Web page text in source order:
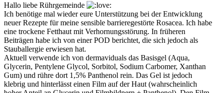
Hallo liebe Rührgemeinde
Ich benötige mal wieder eure Unterstützung bei der Entwicklung
neuer Rezepte für meine sensible barrieregestörte Rosacea. Ich habe
eine trockene Fetthaut mit Verhornungsstörung. In früheren
Beiträgen habe ich von einer POD berichtet, die sich jedoch als
Stauballergie erwiesen hat.
Aktuell verwende ich von dermaviduals das Basisgel (Aqua,
Glycerin, Pentylene Glycol, Sorbitol, Sodium Carbomer, Xanthan
Gum) und rühre dort 1,5% Panthenol rein. Das Gel ist jedoch
klebrig und hinterlässt einen Film auf der Haut (wahrscheinlich